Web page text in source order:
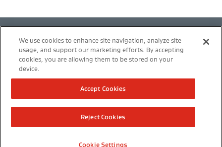
Política de privacidad
Configuración de cookies
Términos de uso
Modern Slavery Act Transparency Statement
Copyright 2026 W. L. Gore y Asociados, S.L.
We use cookies to enhance site navigation, analyze site
usage, and support our marketing efforts. By accepting
cookies, you are allowing them to be stored on your
device.
Cookie Settings
Reject Cookies
Accept Cookies